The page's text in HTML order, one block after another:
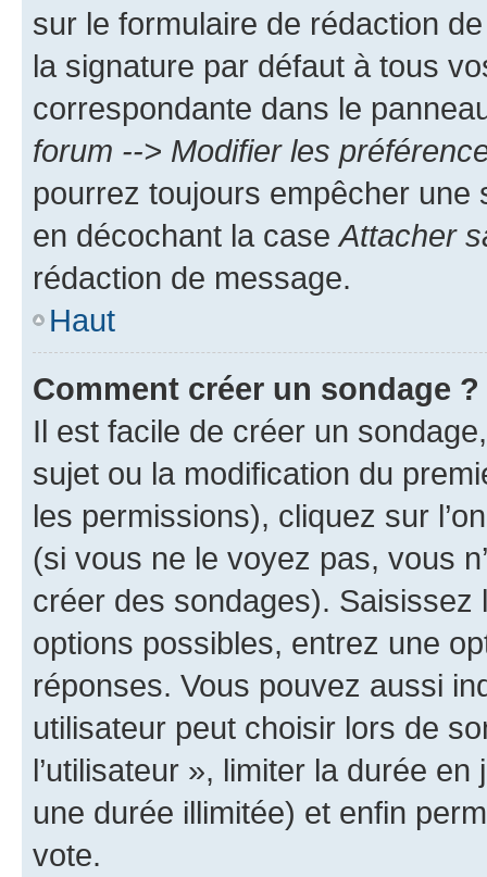
sur le formulaire de rédaction
la signature par défaut à tous
correspondante dans le
forum --> Modifier les
pourrez toujours empêcher une
en décochant la case Attacher
rédaction de message.
Haut
Comment créer un sondage ?
Il est facile de créer un
sujet ou la modification du
les permissions), cliquez sur
(si vous ne le voyez pas, vous
créer des sondages).
options possibles, entrez une
réponses. Vous pouvez aussi
utilisateur peut choisir lors de
l’utilisateur », limiter la durée
une durée illimitée) et enfin
vote.